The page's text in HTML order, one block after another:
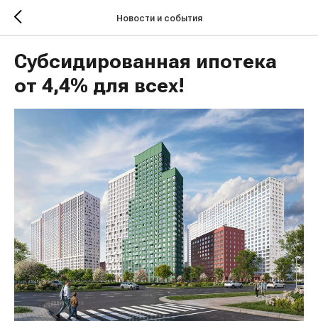
Новости и события
Субсидированная ипотека
от 4,4% для всех!